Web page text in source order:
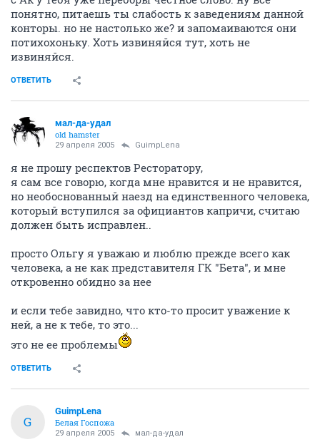
понятно, питаешь ты слабость к заведениям данной
конторы. но не настолько же? и запомаиваются они
потихохоньку. Хоть извиняйся тут, хоть не
извиняйся.
ОТВЕТИТЬ
мал-да-удал
old hamster
29 апреля 2005 GuimpLena
я не прошу респектов Ресторатору,
я сам все говорю, когда мне нравится и не нравится,
но необоснованный наезд на единственного человека,
который вступился за официантов капричи, считаю
должен быть исправлен..
просто Ольгу я уважаю и люблю прежде всего как
человека, а не как представителя ГК "Бета", и мне
откровенно обидно за нее
и если тебе завидно, что кто-то просит уважение к
ней, а не к тебе, то это...
это не ее проблемы
ОТВЕТИТЬ
G
GuimpLena
Белая Госпожа
29 апреля 2005 мал-да-удал